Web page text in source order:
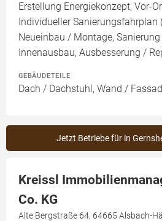
Erstellung Energiekonzept, Vor-
Individueller Sanierungsfahrplan
Neueinbau / Montage,
Innenausbau, Ausbesserung /
GEBÄUDETEILE
Dach / Dachstuhl, Wand /
Jetzt Betriebe für in
Kreissl
Co. KG
Alte Bergstraße 64, 64665 Alsbach-